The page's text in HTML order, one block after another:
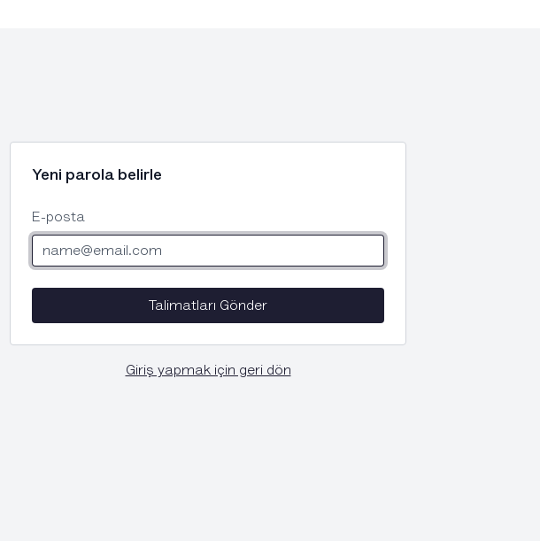
Yeni parola belirle
E-posta
Talimatları Gönder
Giriş yapmak için geri dön